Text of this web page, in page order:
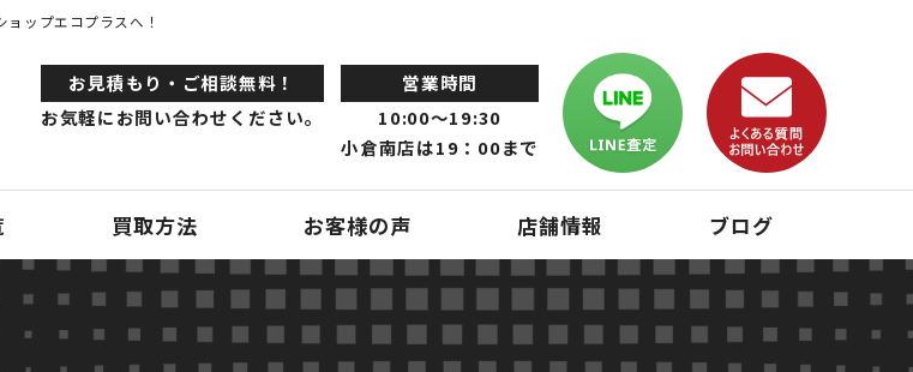
ップエコプラスへ！
お⾒積もり・ご相談無料！
お気軽にお問い合わせください。
営業時間
10:00～19:30
小倉南店は19：00まで
買取方法 お客様の声 店舗情報 ブログ